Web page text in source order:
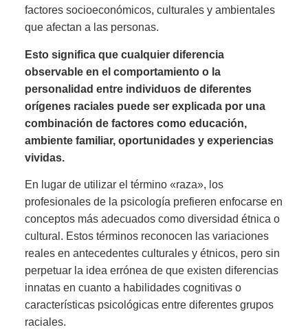
factores socioeconómicos, culturales y ambientales
que afectan a las personas.
Esto significa que cualquier diferencia
observable en el comportamiento o la
personalidad entre individuos de diferentes
orígenes raciales puede ser explicada por una
combinación de factores como educación,
ambiente familiar, oportunidades y experiencias
vividas.
En lugar de utilizar el término «raza», los
profesionales de la psicología prefieren enfocarse en
conceptos más adecuados como diversidad étnica o
cultural. Estos términos reconocen las variaciones
reales en antecedentes culturales y étnicos, pero sin
perpetuar la idea errónea de que existen diferencias
innatas en cuanto a habilidades cognitivas o
características psicológicas entre diferentes grupos
raciales.